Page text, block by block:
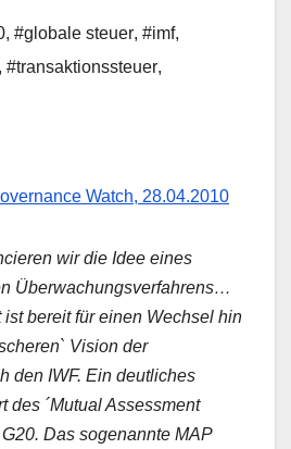
, #globale steuer, #imf,
, #transaktionssteuer,
Watch, 28.04.2010
wir die Idee eines
Überwachungsverfahrens…
bereit für einen Wechsel hin
Vision der
den IWF. Ein deutliches
des ´Mutual Assessment
Das sogenannte MAP